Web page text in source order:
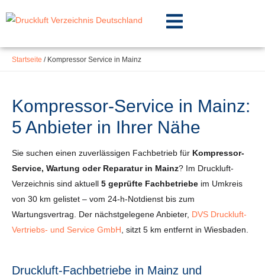
springen
Inhalt
Startseite / Kompressor Service in Mainz
Kompressor-Service in Mainz:
5 Anbieter in Ihrer Nähe
Sie suchen einen zuverlässigen Fachbetrieb für Kompressor-
Service, Wartung oder Reparatur in Mainz? Im Druckluft-
Verzeichnis sind aktuell 5 geprüfte Fachbetriebe im Umkreis
von 30 km gelistet – vom 24-h-Notdienst bis zum
Wartungsvertrag. Der nächstgelegene Anbieter, DVS Druckluft-
Vertriebs- und Service GmbH , sitzt 5 km entfernt in Wiesbaden.
Druckluft-Fachbetriebe in Mainz und